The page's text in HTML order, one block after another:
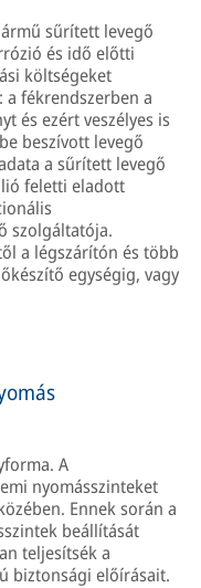
sűrített levegő
és idő előtti
költségeket
a fékrendszerben a
és ezért veszélyes is
beszívott levegő
a sűrített levegő
feletti eladott
szolgáltatója.
a légszárítón és több
egységig, vagy
A
nyomásszinteket
Ennek során a
beállítását
teljesítsék a
biztonsági előírásait.